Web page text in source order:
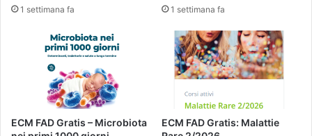
1 settimana fa 1 settimana fa
ECM FAD Gratis – Microbiota
ECM FAD Gratis: Malattie